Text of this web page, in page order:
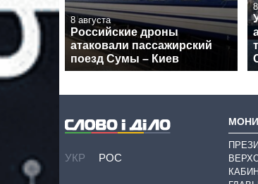
8 августа
Российские дроны
атаковали пассажирский
поезд Сумы – Киев
УКР РОС